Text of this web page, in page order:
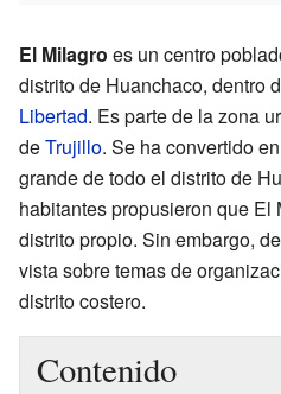
El Milagro es un centro
distrito de Huanchaco, dentro
Libertad. Es parte de la zona
deTrujillo. Se ha convertido
grande de todo el distrito de
habitantes propusieron que El
distrito propio. Sin embargo,
vista sobre temas de
distrito costero.
Contenido